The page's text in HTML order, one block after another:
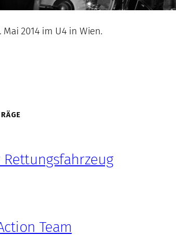
Mai 2014 im U4 in Wien.
Rettungsfahrzeug
Team